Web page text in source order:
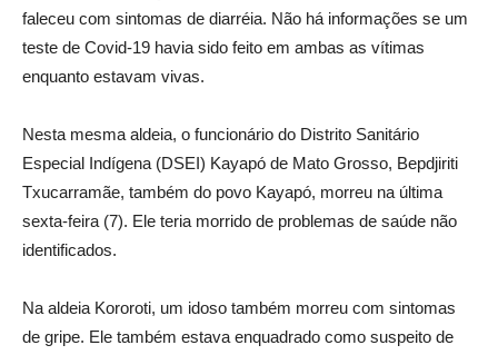
faleceu com sintomas de diarréia. Não há informações se um
teste de Covid-19 havia sido feito em ambas as vítimas
enquanto estavam vivas.
Nesta mesma aldeia, o funcionário do Distrito Sanitário
Especial Indígena (DSEI) Kayapó de Mato Grosso, Bepdjiriti
Txucarramãe, também do povo Kayapó, morreu na última
sexta-feira (7). Ele teria morrido de problemas de saúde não
identificados.
Na aldeia Kororoti, um idoso também morreu com sintomas
de gripe. Ele também estava enquadrado como suspeito de